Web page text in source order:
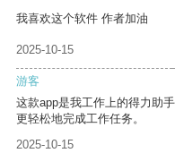
我喜欢这个软件 作者加油
2025-10-15
游客
这款app是我工作上的得力助
更轻松地完成工作任务。
2025-10-15